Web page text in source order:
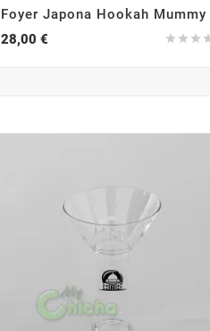
Foyer Japona Hookah Mummy
  
28,00 €